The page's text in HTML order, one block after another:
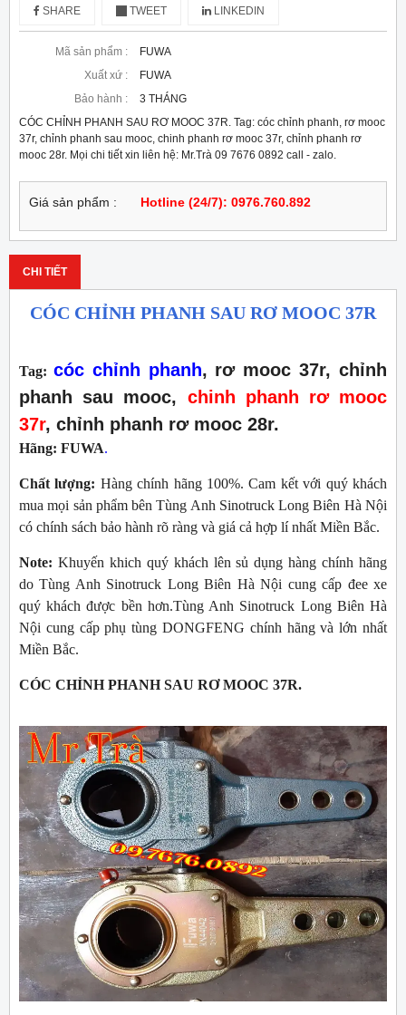
SHARE TWEET LINKEDIN
Mã sản phẩm :
FUWA
Xuất xứ :
FUWA
Bảo hành :
3 THÁNG
CÓC CHỈNH PHANH SAU RƠ MOOC 37R. Tag: cóc chỉnh phanh, rơ mooc
37r, chỉnh phanh sau mooc, chinh phanh rơ mooc 37r, chỉnh phanh rơ
mooc 28r. Mọi chi tiết xin liên hệ: Mr.Trà 09 7676 0892 call - zalo.
Giá sản phẩm : Hotline (24/7): 0976.760.892
CHI TIẾT
CÓC CHỈNH PHANH SAU RƠ MOOC 37R
Tag: cóc chỉnh phanh, rơ mooc 37r, chỉnh
phanh sau mooc, chinh phanh rơ mooc
37r, chỉnh phanh rơ mooc 28r.
Hãng: FUWA.
Chất lượng: Hàng chính hãng 100%. Cam kết với quý khách
mua mọi sản phẩm bên Tùng Anh Sinotruck Long Biên Hà Nội
có chính sách bảo hành rõ ràng và giá cả hợp lí nhất Miền Bắc.
Note: Khuyến khich quý khách lên sủ dụng hàng chính hãng
do Tùng Anh Sinotruck Long Biên Hà Nội cung cấp đee xe
quý khách được bền hơn.Tùng Anh Sinotruck Long Biên Hà
Nội cung cấp phụ tùng DONGFENG chính hãng và lớn nhất
Miền Bắc.
CÓC CHỈNH PHANH SAU RƠ MOOC 37R.